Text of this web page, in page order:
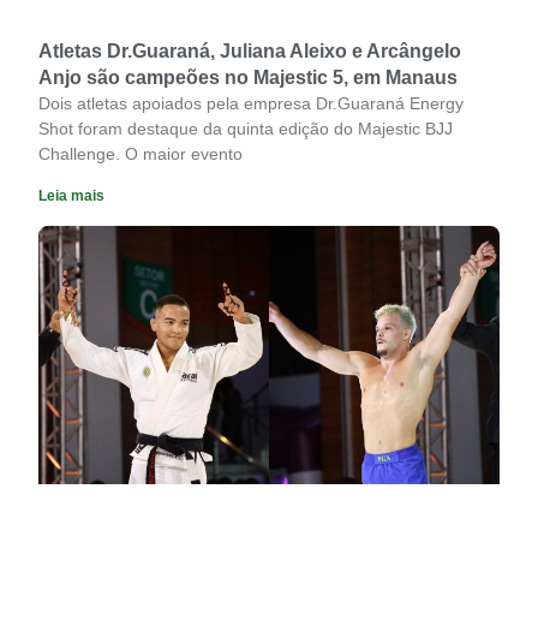
Atletas Dr.Guaraná, Juliana Aleixo e Arcângelo
Anjo são campeões no Majestic 5, em Manaus
Dois atletas apoiados pela empresa Dr.Guaraná Energy
Shot foram destaque da quinta edição do Majestic BJJ
Challenge. O maior evento
Leia mais